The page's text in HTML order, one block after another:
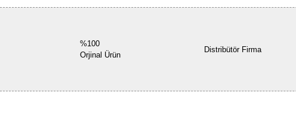
%100
Orjinal Ürün
Distribütör Firma